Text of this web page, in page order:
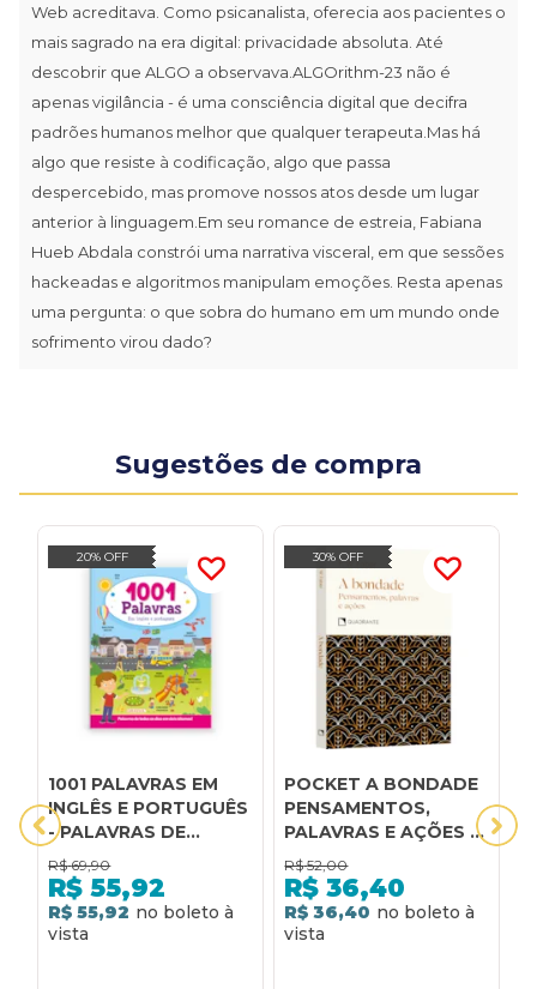
Web acreditava. Como psicanalista, oferecia aos pacientes o
mais sagrado na era digital: privacidade absoluta. Até
descobrir que ALGO a observava.ALGOrithm-23 não é
apenas vigilância - é uma consciência digital que decifra
padrões humanos melhor que qualquer terapeuta.Mas há
algo que resiste à codificação, algo que passa
despercebido, mas promove nossos atos desde um lugar
anterior à linguagem.Em seu romance de estreia, Fabiana
Hueb Abdala constrói uma narrativa visceral, em que sessões
hackeadas e algoritmos manipulam emoções. Resta apenas
uma pergunta: o que sobra do humano em um mundo onde
sofrimento virou dado?
Sugestões de compra
20% OFF
1001 PALAVRAS EM
INGLÊS E PORTUGUÊS
- PALAVRAS DE
TODOS OS DIAS EM
DOIS IDIOMAS!
R$ 69,90
R$ 55,92
R$ 55,92
30% OFF
POCKET A BONDADE
PENSAMENTOS,
PALAVRAS E AÇÕES -
COLEÇÃO VIRTUDES:
PENSAMENTOS,
PALAVRAS E AÇÕES
R$ 52,00
R$ 36,40
R$ 36,40